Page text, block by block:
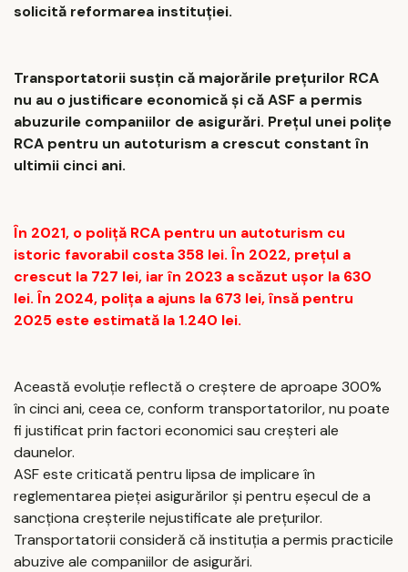
solicită reformarea instituției.
Transportatorii susțin că majorările prețurilor RCA
nu au o justificare economică și că ASF a permis
abuzurile companiilor de asigurări. Prețul unei polițe
RCA pentru un autoturism a crescut constant în
ultimii cinci ani.
În 2021, o poliță RCA pentru un autoturism cu
istoric favorabil costa 358 lei. În 2022, prețul a
crescut la 727 lei, iar în 2023 a scăzut ușor la 630
lei. În 2024, polița a ajuns la 673 lei, însă pentru
2025 este estimată la 1.240 lei.
Această evoluție reflectă o creștere de aproape 300%
în cinci ani, ceea ce, conform transportatorilor, nu poate
fi justificat prin factori economici sau creșteri ale
daunelor.
ASF este criticată pentru lipsa de implicare în
reglementarea pieței asigurărilor și pentru eșecul de a
sancționa creșterile nejustificate ale prețurilor.
Transportatorii consideră că instituția a permis practicile
abuzive ale companiilor de asigurări.